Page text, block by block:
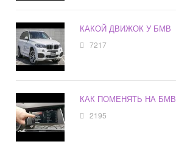
КАКОЙ ДВИЖОК У БМВ
7217
КАК ПОМЕНЯТЬ НА БМВ
2195